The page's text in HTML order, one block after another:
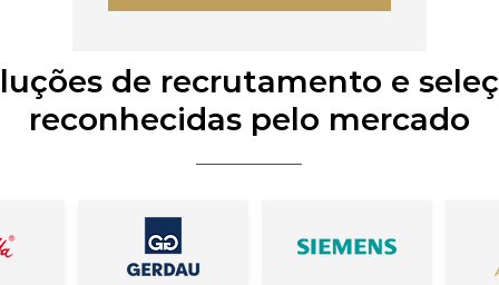
de recrutamento e
reconhecidas pelo mercado